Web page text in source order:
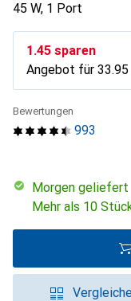
45 W, 1 Port
CHF
1.45 sparen
Angebot für CHF
33.95
993
Bewertungen
morgen geliefert
Mehr als 10